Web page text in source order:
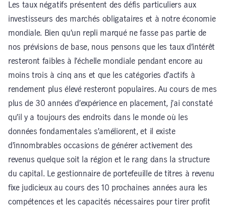
Les taux négatifs présentent des défis particuliers aux
investisseurs des marchés obligataires et à notre économie
mondiale. Bien qu’un repli marqué ne fasse pas partie de
nos prévisions de base, nous pensons que les taux d’intérêt
resteront faibles à l’échelle mondiale pendant encore au
moins trois à cinq ans et que les catégories d’actifs à
rendement plus élevé resteront populaires. Au cours de mes
plus de 30 années d’expérience en placement, j’ai constaté
qu’il y a toujours des endroits dans le monde où les
données fondamentales s’améliorent, et il existe
d’innombrables occasions de générer activement des
revenus quelque soit la région et le rang dans la structure
du capital. Le gestionnaire de portefeuille de titres à revenu
fixe judicieux au cours des 10 prochaines années aura les
compétences et les capacités nécessaires pour tirer profit